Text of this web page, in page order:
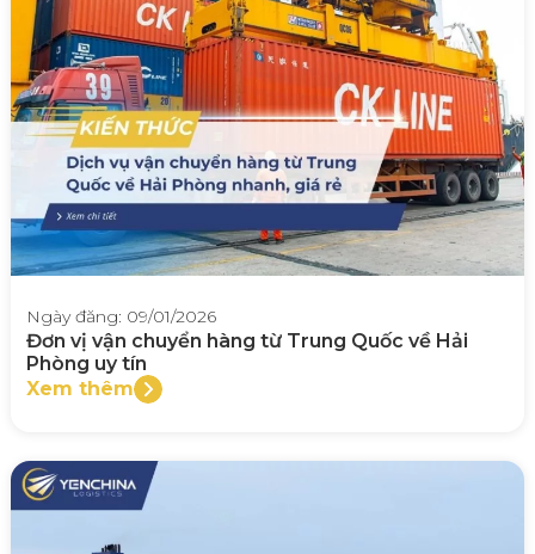
Ngày đăng: 09/01/2026
Đơn vị vận chuyển hàng từ Trung Quốc về Hải
Phòng uy tín
Xem thêm